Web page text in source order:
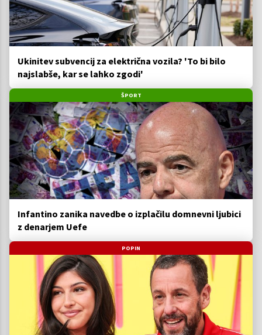
Ukinitev subvencij za električna vozila? 'To bi bilo
najslabše, kar se lahko zgodi'
ŠPORT
Infantino zanika navedbe o izplačilu domnevni ljubici
z denarjem Uefe
POPIN